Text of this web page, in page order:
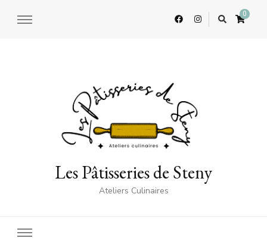
0
Les Pâtisseries de Steny
Ateliers Culinaires